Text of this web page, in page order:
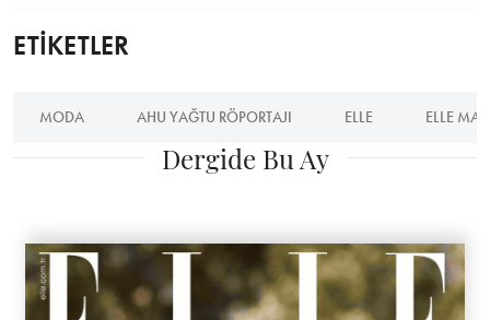
ETİKETLER
MODA AHU YAĞTU RÖPORTAJI ELLE ELLE
Dergide Bu Ay